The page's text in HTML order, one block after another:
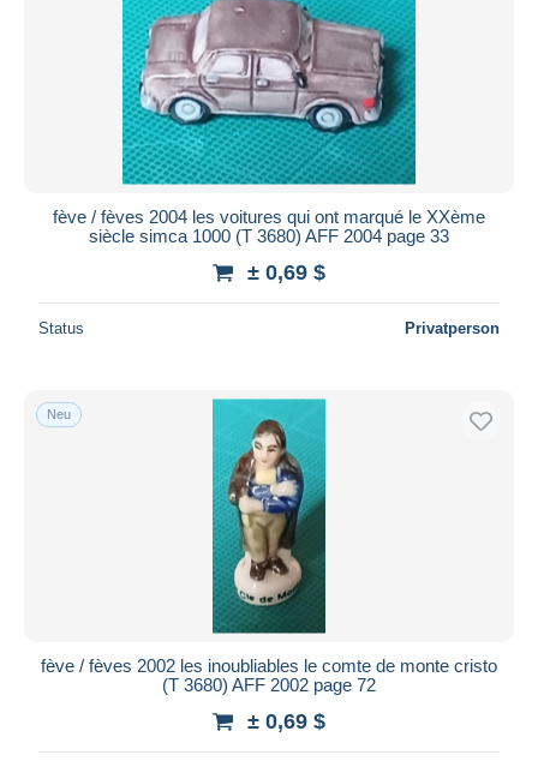
fève / fèves 2004 les voitures qui ont marqué le XXème
siècle simca 1000 (T 3680) AFF 2004 page 33
± 0,69 $
Status Privatperson
Neu
fève / fèves 2002 les inoubliables le comte de monte cristo
(T 3680) AFF 2002 page 72
± 0,69 $